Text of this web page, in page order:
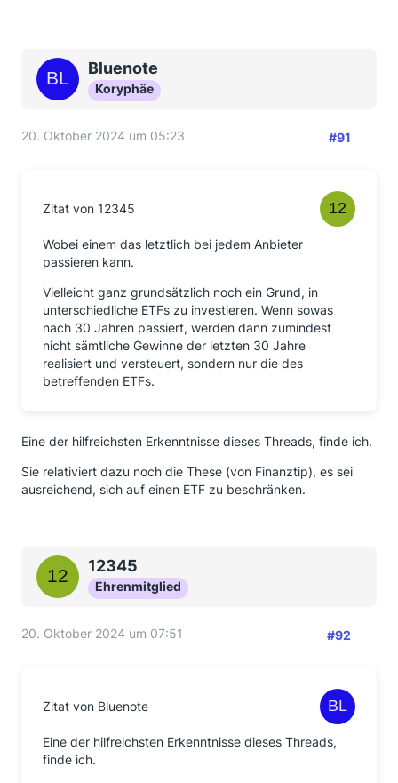
Bluenote
Koryphäe
20. Oktober 2024 um 05:23 #91
Zitat von 12345
Wobei einem das letztlich bei jedem Anbieter
passieren kann.
Vielleicht ganz grundsätzlich noch ein Grund, in
unterschiedliche ETFs zu investieren. Wenn sowas
nach 30 Jahren passiert, werden dann zumindest
nicht sämtliche Gewinne der letzten 30 Jahre
realisiert und versteuert, sondern nur die des
betreffenden ETFs.
Eine der hilfreichsten Erkenntnisse dieses Threads, finde ich.
Sie relativiert dazu noch die These (von Finanztip), es sei
ausreichend, sich auf einen ETF zu beschränken.
12345
Ehrenmitglied
20. Oktober 2024 um 07:51 #92
Zitat von Bluenote
Eine der hilfreichsten Erkenntnisse dieses Threads,
finde ich.